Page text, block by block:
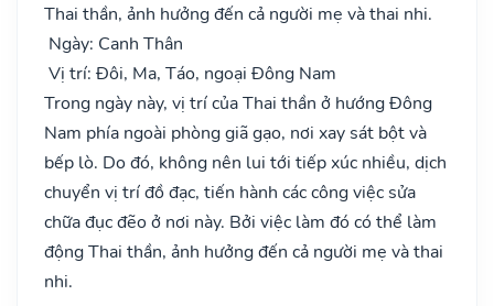
Thai thần, ảnh hưởng đến cả người mẹ và thai nhi.
Ngày: Canh Thân
Vị trí: Đôi, Ma, Táo, ngoại Đông Nam
Trong ngày này, vị trí của Thai thần ở hướng Đông
Nam phía ngoài phòng giã gạo, nơi xay sát bột và
bếp lò. Do đó, không nên lui tới tiếp xúc nhiều, dịch
chuyển vị trí đồ đạc, tiến hành các công việc sửa
chữa đục đẽo ở nơi này. Bởi việc làm đó có thể làm
động Thai thần, ảnh hưởng đến cả người mẹ và thai
nhi.